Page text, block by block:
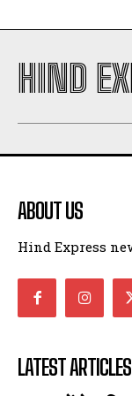
HIND
ABOUT US
Hind Express
LATEST ARTICLES